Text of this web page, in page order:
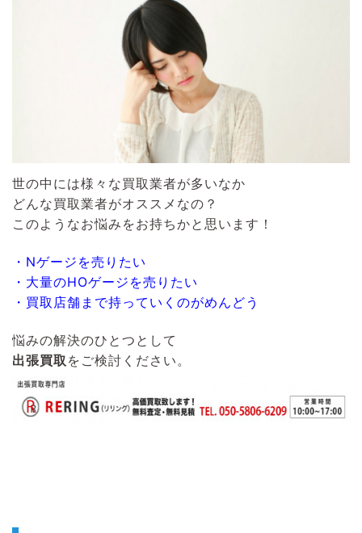
世の中には様々な買取業者が多いなか
どんな買取業者がオススメなの？
このようなお悩みをお持ちかと思います！
・Nゲージを売りたい
・大量のHOゲージを売りたい
・買取店舗まで持っていくのがめんどう
悩みの解決のひとつとして
出張買取 をご検討ください。